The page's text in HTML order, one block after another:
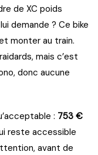
de XC poids
demande ? Ce bike
monter au train.
mais c’est
donc aucune
: 753 €
reste accessible
avant de